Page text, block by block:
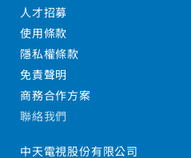
人才招募
使用條款
隱私權條款
免責聲明
商務合作方案
聯絡我們
中天電視股份有限公司